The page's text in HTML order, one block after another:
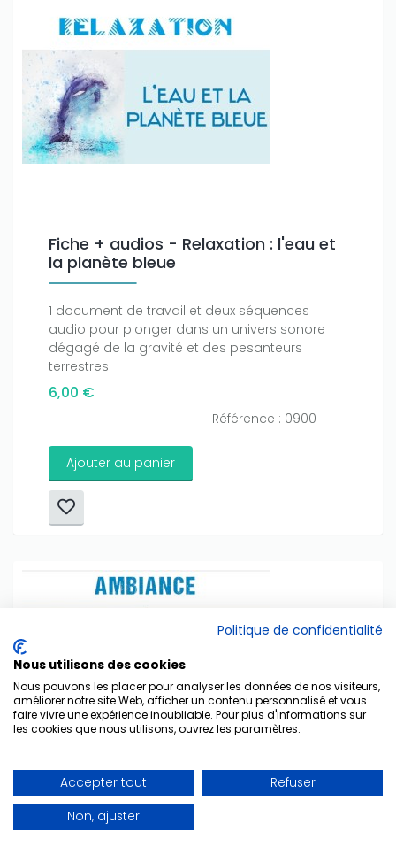
Fiche + audios - Relaxation : l'eau et
la planète bleue
1 document de travail et deux séquences
audio pour plonger dans un univers sonore
dégagé de la gravité et des pesanteurs
terrestres.
6,00 €
Référence : 0900
Ajouter au panier
Fiche + vidéos - Ambiance Océan
amount on your credits!
Politique de confidentialité
Nous utilisons des cookies
Nous pouvons les placer pour analyser les données de nos visiteurs,
améliorer notre site Web, afficher un contenu personnalisé et vous
faire vivre une expérience inoubliable. Pour plus d'informations sur
les cookies que nous utilisons, ouvrez les paramètres.
Accepter tout
Refuser
Non, ajuster